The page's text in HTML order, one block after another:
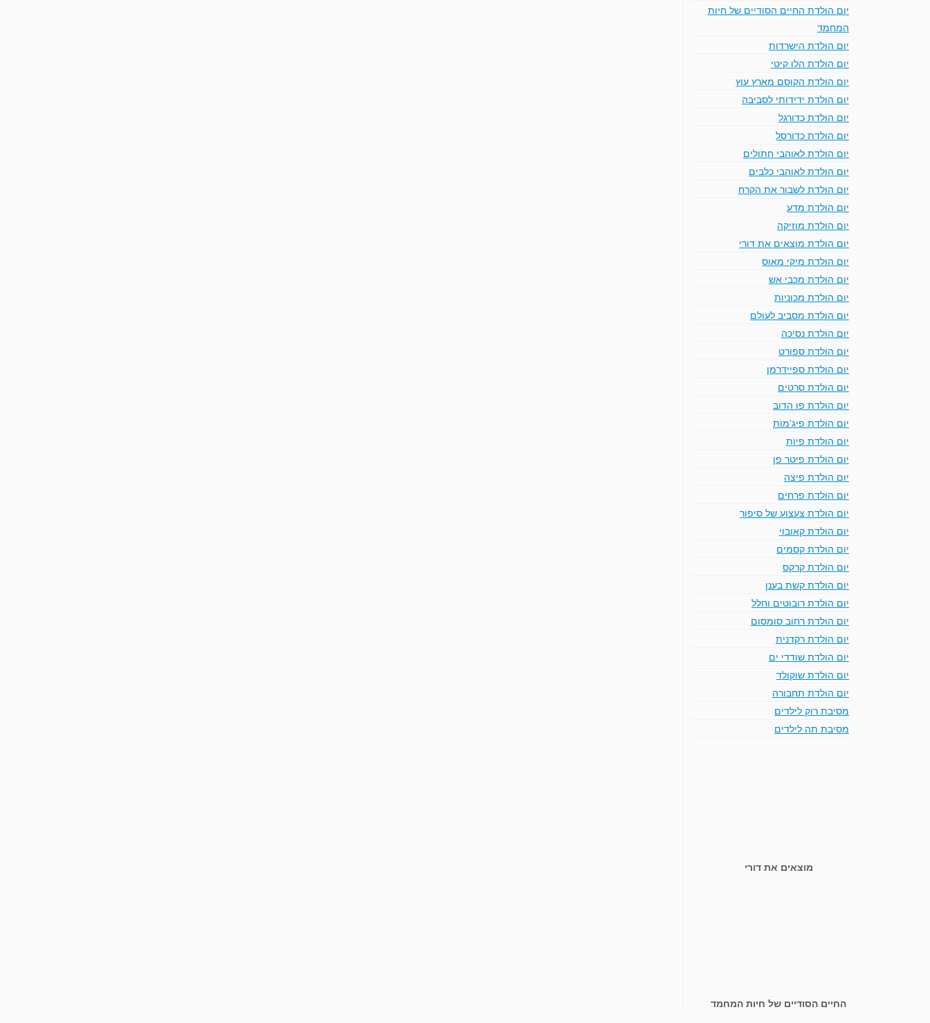
יום הולדת החיים הסודיים של חיות
המחמד
יום הולדת הישרדות
יום הולדת הלו קיטי
יום הולדת הקוסם מארץ עוץ
יום הולדת ידידותי לסביבה
יום הולדת כדורגל
יום הולדת כדורסל
יום הולדת לאוהבי חתולים
יום הולדת לאוהבי כלבים
יום הולדת לשבור את הקרח
יום הולדת מדע
יום הולדת מוזיקה
יום הולדת מוצאים את דורי
יום הולדת מיקי מאוס
יום הולדת מכבי אש
יום הולדת מכוניות
יום הולדת מסביב לעולם
יום הולדת נסיכה
יום הולדת ספורט
יום הולדת ספיידרמן
יום הולדת סרטים
יום הולדת פו הדוב
יום הולדת פיג'מות
יום הולדת פיות
יום הולדת פיטר פן
יום הולדת פיצה
יום הולדת פרחים
יום הולדת צעצוע של סיפור
יום הולדת קאובוי
יום הולדת קסמים
יום הולדת קרקס
יום הולדת קשת בענן
יום הולדת רובוטים וחלל
יום הולדת רחוב סומסום
יום הולדת רקדנית
יום הולדת שודדי ים
יום הולדת שוקולד
יום הולדת תחבורה
מסיבת רוק לילדים
מסיבת תה לילדים
מוצאים את דורי
החיים הסודיים של חיות המחמד